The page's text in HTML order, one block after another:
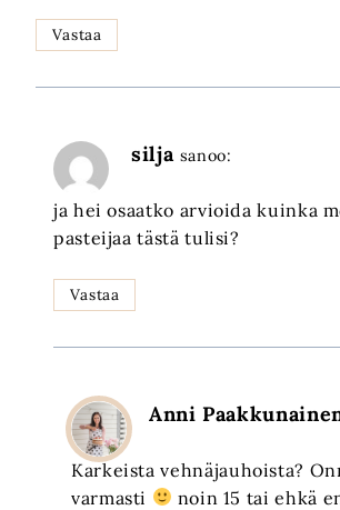
Vastaa
silja sanoo:
ja hei osaatko arvioida kuinka
pasteijaa tästä tulisi?
Vastaa
Anni
Karkeista vehnäjauhoista?
varmasti
noin 15 tai ehkä